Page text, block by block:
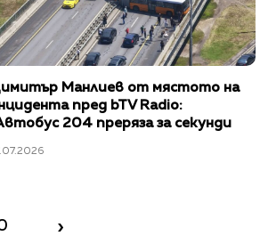
Манлиев от мястото на
пред bTV Radio:
204 преряза за секунди
›